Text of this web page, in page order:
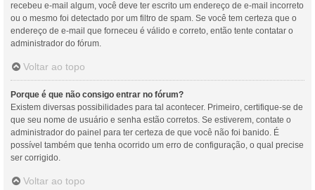
recebeu e-mail algum, você deve ter escrito um endereço de e-mail incorreto
ou o mesmo foi detectado por um filtro de spam. Se você tem certeza que o
endereço de e-mail que forneceu é válido e correto, então tente contatar o
administrador do fórum.
Voltar ao topo
Porque é que não consigo entrar no fórum?
Existem diversas possibilidades para tal acontecer. Primeiro, certifique-se de
que seu nome de usuário e senha estão corretos. Se estiverem, contate o
administrador do painel para ter certeza de que você não foi banido. É
possível também que tenha ocorrido um erro de configuração, o qual precise
ser corrigido.
Voltar ao topo